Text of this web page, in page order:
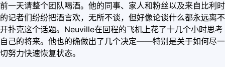
前一天请整个团队喝酒。他的同事、家人和粉丝以及来自比利时
的记者们纷纷把酒言欢，无所不谈，但好像论谈什么都永远离不
开扑克这个话题。Neuville在回程的飞机上花了十几个小时思考
自己的将来。他也的确做出了几个决定——特别是关于如何尽一
切努力快速恢复状态。